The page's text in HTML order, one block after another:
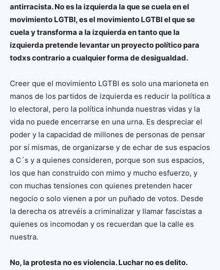
antirracista. No es la izquierda la que se cuela en el
movimiento LGTBI, es el movimiento LGTBI el que se
cuela y transforma a la izquierda en tanto que la
izquierda pretende levantar un proyecto político para
todxs contrario a cualquier forma de desigualdad.
Creer que el movimiento LGTBI es solo una marioneta en
manos de los partidos de izquierda es reducir la política a
lo electoral, pero la política inhunda nuestras vidas y la
vida no puede encerrarse en una urna. Es despreciar el
poder y la capacidad de millones de personas de pensar
por sí mismas, de organizarse y de echar de sus espacios
a C´s y a quienes consideren, porque son sus espacios,
los que han construido con mimo y mucho esfuerzo, y
con muchas tensiones con quienes pretenden hacer
negocio o solo vienen a por un puñado de votos. Desde
la derecha os atrevéis a criminalizar y llamar fascistas a
quienes os incomodan y os recuerdan que la calle es
nuestra.
No, la protesta no es violencia. Luchar no es delito.